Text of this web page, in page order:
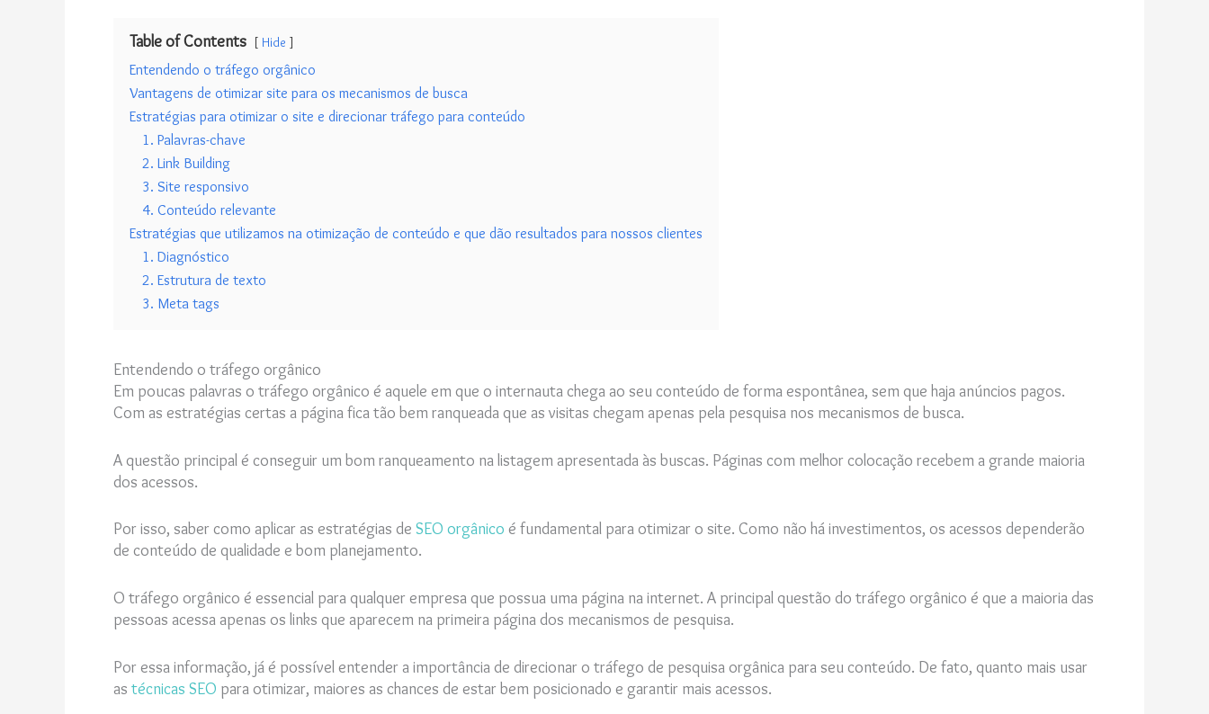
Table of Contents Hide
Entendendo o tráfego orgânico
Vantagens de otimizar site para os mecanismos de busca
Estratégias para otimizar o site e direcionar tráfego para conteúdo
1. Palavras-chave
2. Link Building
3. Site responsivo
4. Conteúdo relevante
Estratégias que utilizamos na otimização de conteúdo e que dão resultados para nossos clientes
1. Diagnóstico
2. Estrutura de texto
3. Meta tags
Entendendo o tráfego orgânico
Em poucas palavras o tráfego orgânico é aquele em que o internauta chega ao seu conteúdo de forma espontânea, sem que haja anúncios pagos.
Com as estratégias certas a página fica tão bem ranqueada que as visitas chegam apenas pela pesquisa nos mecanismos de busca.
A questão principal é conseguir um bom ranqueamento na listagem apresentada às buscas. Páginas com melhor colocação recebem a grande maioria
dos acessos.
Por isso, saber como aplicar as estratégias de SEO orgânico é fundamental para otimizar o site. Como não há investimentos, os acessos dependerão
de conteúdo de qualidade e bom planejamento.
O tráfego orgânico é essencial para qualquer empresa que possua uma página na internet. A principal questão do tráfego orgânico é que a maioria das
pessoas acessa apenas os links que aparecem na primeira página dos mecanismos de pesquisa.
Por essa informação, já é possível entender a importância de direcionar o tráfego de pesquisa orgânica para seu conteúdo. De fato, quanto mais usar
as técnicas SEO para otimizar, maiores as chances de estar bem posicionado e garantir mais acessos.